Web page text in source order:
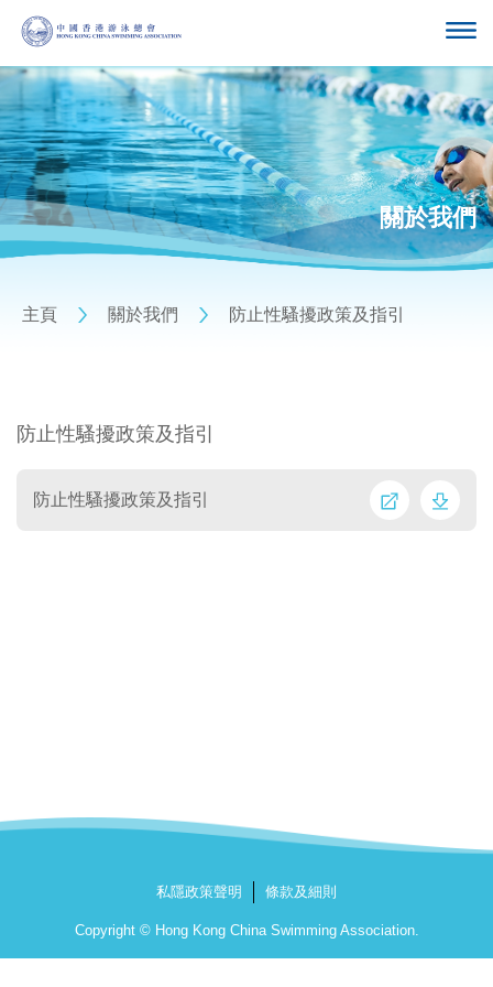
關於我們
主頁 關於我們 防止性騷擾政策及指引
防止性騷擾政策及指引
防止性騷擾政策及指引
私隱政策聲明 條款及細則
Copyright © Hong Kong China Swimming Association.